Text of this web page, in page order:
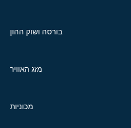
בורסה ושוק ההון
מזג האוויר
מכוניות